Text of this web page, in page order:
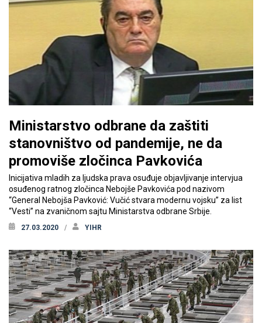
Ministarstvo odbrane da zaštiti
stanovništvo od pandemije, ne da
promoviše zločinca Pavkovića
Inicijativa mladih za ljudska prava osuđuje objavljivanje intervjua
osuđenog ratnog zločinca Nebojše Pavkovića pod nazivom
“General Nebojša Pavković: Vučić stvara modernu vojsku” za list
“Vesti” na zvaničnom sajtu Ministarstva odbrane Srbije.
27.03.2020 YIHR